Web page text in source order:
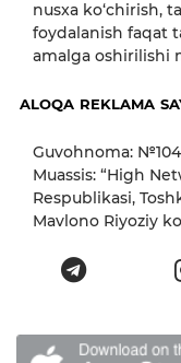
nusxa ko‘chirish,
foydalanish faqat
amalga oshirilishi
ALOQA REKLAMA
Guvohnoma:
Muassis: “High
Respublikasi,
Mavlono Riyoziy